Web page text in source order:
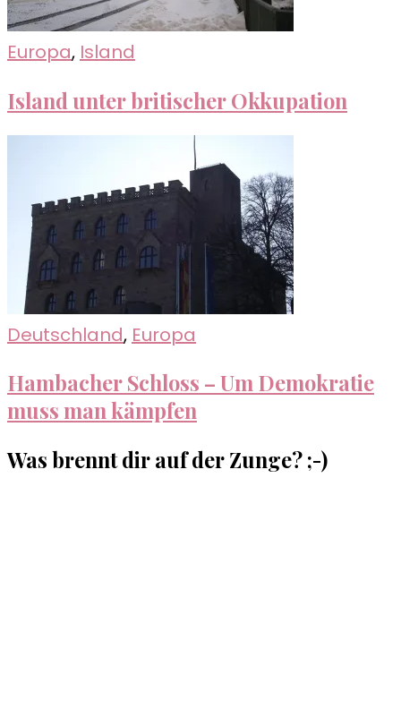
Europa, Island
Island unter britischer Okkupation
Deutschland, Europa
Hambacher Schloss – Um Demokratie
muss man kämpfen
Was brennt dir auf der Zunge? ;-)